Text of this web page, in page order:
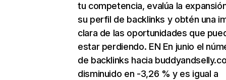
tu competencia, evalúa la
su perfil de backlinks y obtén una
clara de las oportunidades que
estar perdiendo. EN En junio el
de backlinks hacia
disminuido en -3,26 % y es igual a